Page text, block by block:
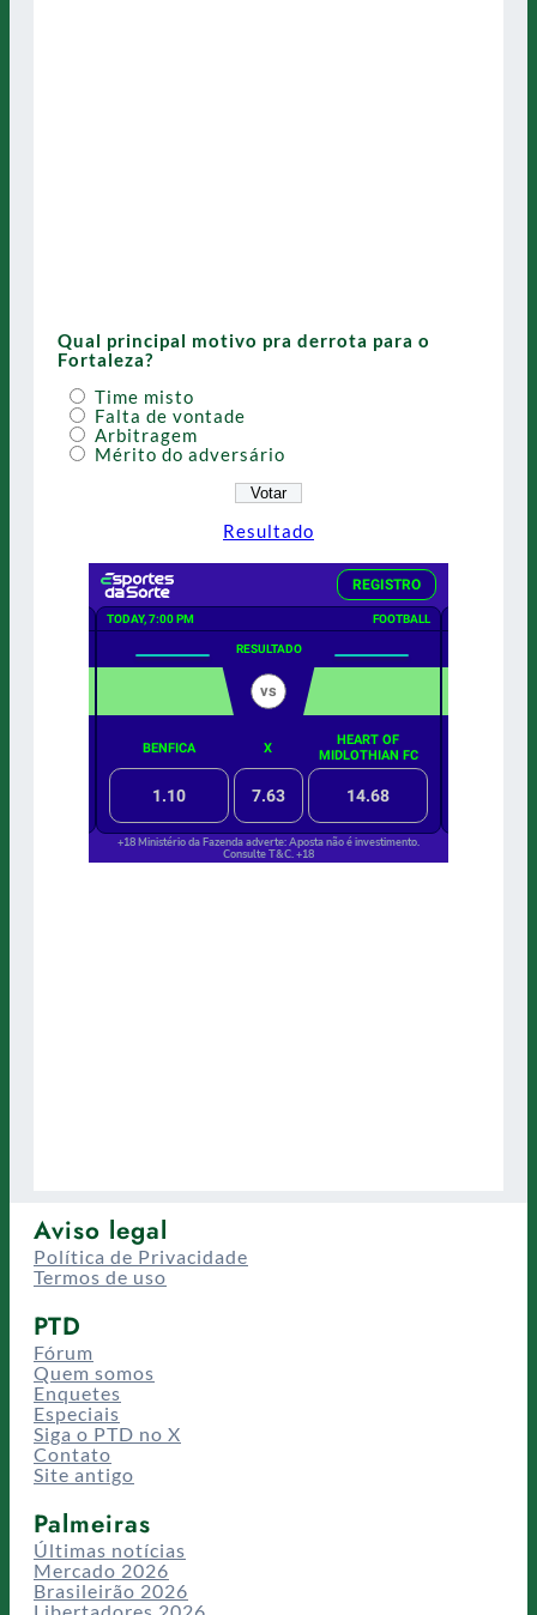
Qual principal motivo pra derrota para o
Fortaleza?
Time misto
Falta de vontade
Arbitragem
Mérito do adversário
Resultado
Aviso legal
Política de Privacidade
Termos de uso
PTD
Fórum
Quem somos
Enquetes
Especiais
Siga o PTD no X
Contato
Site antigo
Palmeiras
Últimas notícias
Mercado 2026
Brasileirão 2026